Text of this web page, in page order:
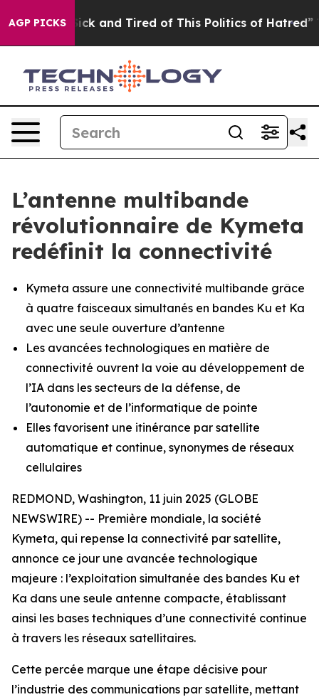
AGP PICKS
Are Sick and Tired of This Politics of Hatred” The
L’antenne multibande
révolutionnaire de Kymeta
redéfinit la connectivité
Kymeta assure une connectivité multibande grâce
à quatre faisceaux simultanés en bandes Ku et Ka
avec une seule ouverture d’antenne
Les avancées technologiques en matière de
connectivité ouvrent la voie au développement de
l’IA dans les secteurs de la défense, de
l’autonomie et de l’informatique de pointe
Elles favorisent une itinérance par satellite
automatique et continue, synonymes de réseaux
cellulaires
REDMOND, Washington, 11 juin 2025 (GLOBE
NEWSWIRE) -- Première mondiale, la société
Kymeta, qui repense la connectivité par satellite,
annonce ce jour une avancée technologique
majeure : l’exploitation simultanée des bandes Ku et
Ka dans une seule antenne compacte, établissant
ainsi les bases techniques d’une connectivité continue
à travers les réseaux satellitaires.
Cette percée marque une étape décisive pour
l’industrie des communications par satellite, mettant